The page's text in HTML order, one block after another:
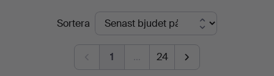
Auktionshaus
Kleinhenz
PågåendeSortera
1 … 24